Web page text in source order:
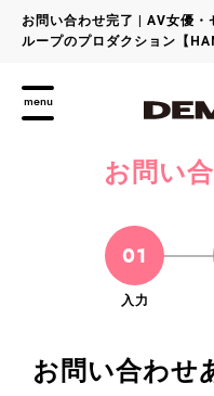
お問い合わせ完了 | AV女優
ループのプロダクション【
menu
お問い
01
入力
お問い合わせ